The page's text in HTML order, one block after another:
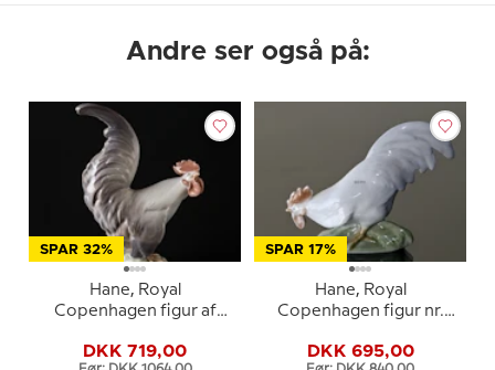
Andre ser også på:
SPAR 32%
Hane, Royal
Copenhagen figur af
DKK 719,00
SPAR 17%
Hane, Royal
Copenhagen figur nr.
DKK 695,00